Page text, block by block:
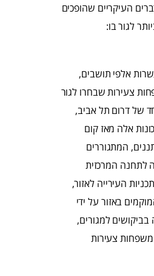
העיקריים שהופכים
לגור בו:
אלפי תושבים,
צעירות שבחרו לגור
של דרום תל אביב,
אלה מאז קום
המתגוררים
לתחנה המרכזית
העירייה לאזור,
באזור על ידי
בביקושים למגורים,
משפחות צעירות